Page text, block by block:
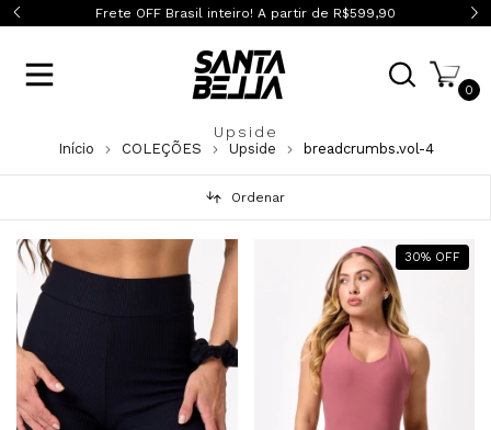
Frete OFF Sul/Sudeste em compras acima de R$399,90
0
Upside
Início COLEÇÕES Upside breadcrumbs.vol-4
Ordenar
30% OFF